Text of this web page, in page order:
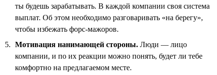
ты будешь зарабатывать. В каждой компании своя система
выплат. Об этом необходимо разговаривать «на берегу»,
чтобы избежать форс-мажоров.
Мотивация нанимающей стороны. Люди — лицо
компании, и по их реакции можно понять, будет ли тебе
комфортно на предлагаемом месте.